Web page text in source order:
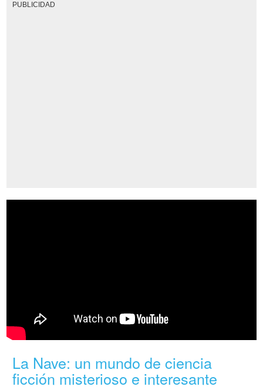
PUBLICIDAD
La Nave: un mundo de ciencia
ficción misterioso e interesante